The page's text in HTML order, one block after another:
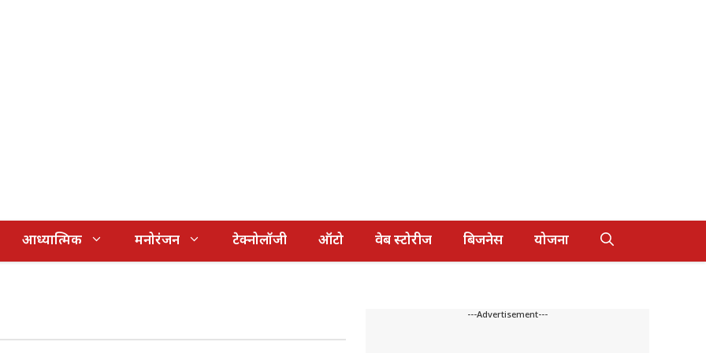
आध्यात्मिक मनोरंजन टेक्नोलॉजी ऑटो वेब स्टोरीज बिजनेस योजना
---Advertisement---